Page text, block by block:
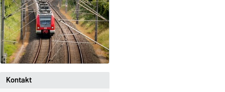
Kontakt